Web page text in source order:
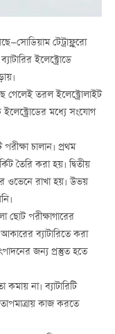
টেট্রাফ্লুরো
ইলেক্ট্রোডে
গেলেই তরল ইলেক্ট্রোলাইট
মধ্যে সংযোগ
চালান। প্রথম
তৈরি করা হয়। দ্বিতীয়
ওভেনে রাখা হয়। উভয়
ছোট পরীক্ষাগারের
ব্যাটারিতে করা
জন্য প্রস্তুত হতে
কমায় না। ব্যাটারিটি
কাজ করতে